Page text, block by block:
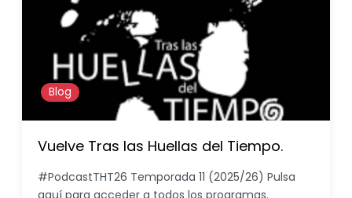
Blog
Vuelve Tras las Huellas del Tiempo.
#PodcastTHT26 Temporada 11 (2025/26) Pulsa